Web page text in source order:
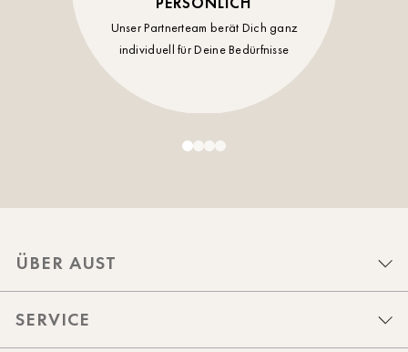
Unser Partnerteam berät Dich ganz
individuell für Deine Bedürfnisse
ÜBER AUST
SERVICE